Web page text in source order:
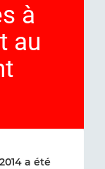
à
au
a été